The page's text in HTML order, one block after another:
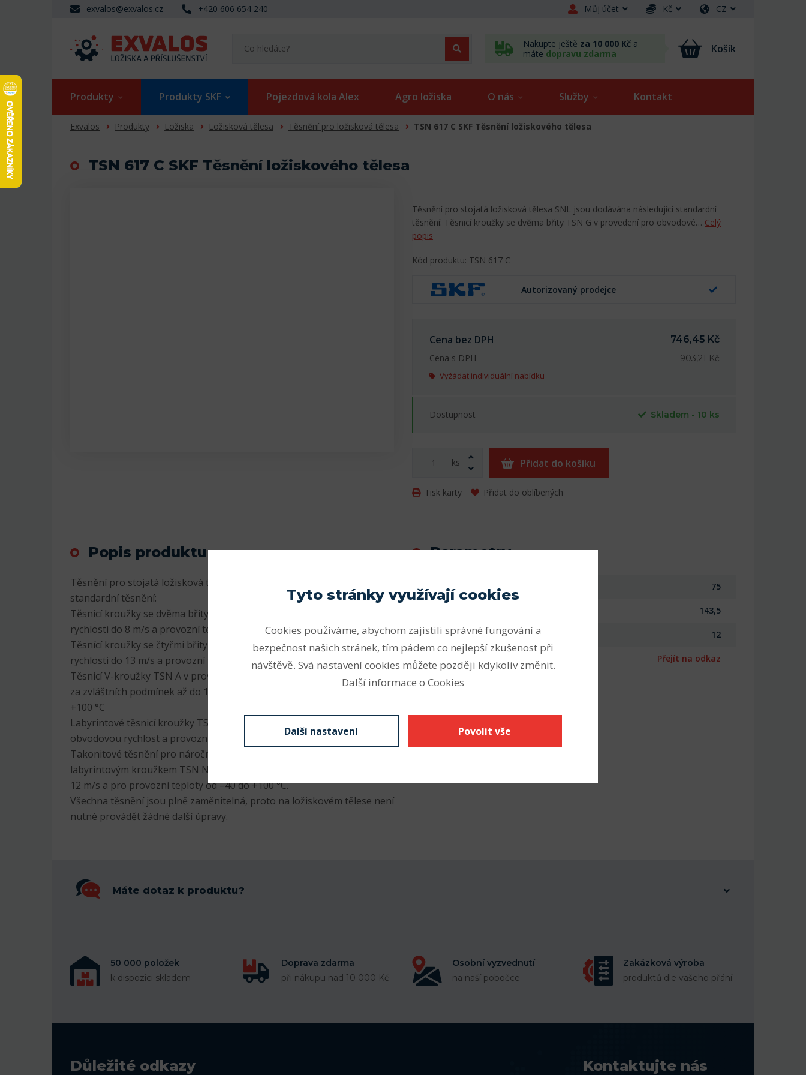
exvalos@exvalos.cz +420 606 654 240 Můj účet Kč CZ
Nakupte ještě za 10 000 Kč a
máte dopravu zdarma Košík
Produkty Produkty SKF Pojezdová kola Alex Agro ložiska O nás Služby Kontakt
Exvalos Produkty Ložiska Ložisková tělesa Těsnění pro ložisková tělesa TSN 617 C SKF Těsnění ložiskového tělesa
TSN 617 C SKF Těsnění ložiskového tělesa
Těsnění pro stojatá ložisková tělesa SNL jsou dodávána následující standardní
těsnění: Těsnicí kroužky se dvěma břity TSN G v provedení pro obvodové… Celý
popis
Kód produktu: TSN 617 C
Autorizovaný prodejce
Cena bez DPH
746,45 Kč
Cena s DPH
903,21 Kč
Vyžádat individuální nabídku
Dostupnost Skladem - 10 ks
ks Přidat do košíku
Tisk karty Přidat do oblíbených
Popis produktu
Těsnění pro stojatá ložisková tělesa SNL jsou dodávána následující
standardní těsnění:
Těsnicí kroužky se dvěma břity TSN G v provedení pro obvodové
rychlosti do 8 m/s a provozní teploty od –40 do +100 °C
Těsnící kroužky se čtyřmi břity TSN L v provedení pro obvodové
rychlosti do 13 m/s a provozní teploty od –40 do +100 °C
Těsnicí V-kroužky TSN A v provedení pro obvodové rychlosti do 7 m/s a
za zvláštních podmínek až do 12 m/s a pro provozní teploty od –40 to
+100 °C
Labyrintové těsnicí kroužky TSN S provedení pro libovolnou
obvodovou rychlost a provozní teploty od –50 do +200 °C
Takonitové těsnění pro náročné provozní podmínky s radiálním
labyrintovým kroužkem TSN ND v provedení pro obvodové rychlosti do
12 m/s a pro provozní teploty od –40 do +100 °C.
Všechna těsnění jsou plně zaměnitelná, proto na ložiskovém tělese není
nutné provádět žádné další úpravy.
Parametry
Vnitřní průměr (mm) 75
143,5
Šířka (mm) 12
Odkaz SKF Přejít na odkaz
Máte dotaz k produktu?
50 000 položek
k dispozici skladem
Doprava zdarma
při nákupu nad 10 000 Kč
Osobní vyzvednutí
na naší pobočce
Zakázková výroba
produktů dle vašeho přání
Důležité odkazy Kontaktujte nás
Tyto stránky využívají cookies
Cookies používáme, abychom zajistili správné fungování a
bezpečnost našich stránek, tím pádem co nejlepší zkušenost při
návštěvě. Svá nastavení cookies můžete později kdykoliv změnit.
Další informace o Cookies
Další nastavení Povolit vše